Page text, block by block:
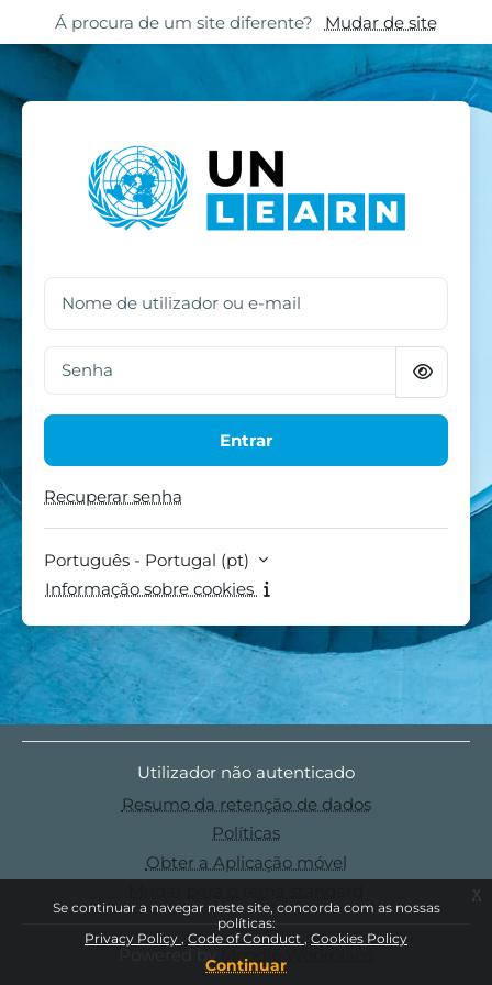
Ir para o conteúdo principal
Á procura de um site diferente? Mudar de site
Se continuar a navegar neste site, concorda com as nossas
políticas:
Privacy Policy Code of Conduct Cookies Policy
Continuar
x
Skip to footer
Entrar
Recuperar senha
Português - Portugal ‎(pt)‎
Informação sobre cookies
Utilizador não autenticado
Resumo da retenção de dados
Políticas
Obter a Aplicação móvel
Powered by Moodle Workplace